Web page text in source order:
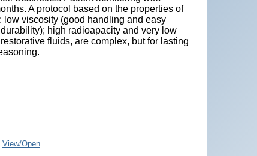
A protocol based on the properties of
low viscosity (good handling and easy
high radioapacity and very low
fluids, are complex, but for lasting
View/Open